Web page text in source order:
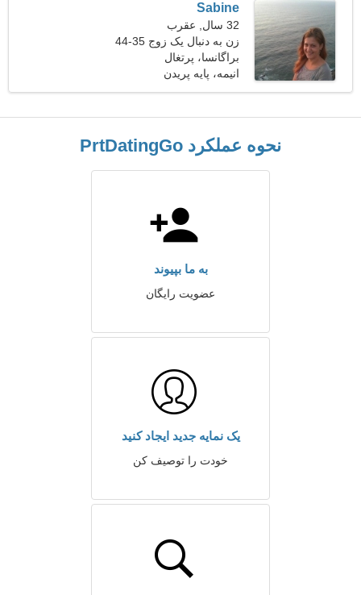
Sabine
32 سال, عقرب
زن به دنبال یک زوج 35-44
براگانسا، پرتغال
انیمه، پایه پریدن
نحوه عملکرد PrtDatingGo
به ما بپیوند
عضویت رایگان
یک نمایه جدید ایجاد کنید
خودت را توصیف کن